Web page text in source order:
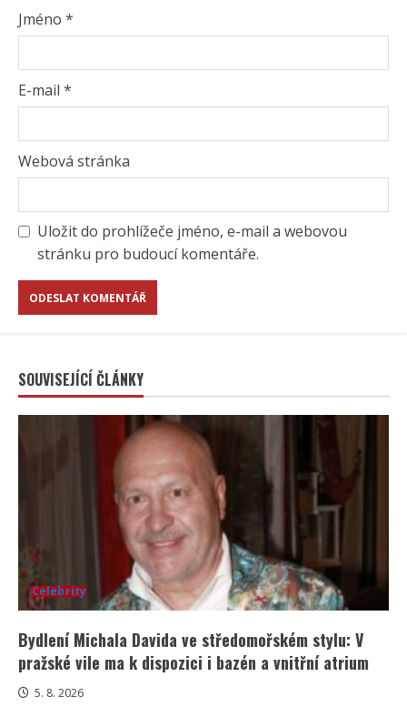
Jméno *
E-mail *
Webová stránka
Uložit do prohlížeče jméno, e-mail a webovou
stránku pro budoucí komentáře.
SOUVISEJÍCÍ ČLÁNKY
Celebrity
Bydlení Michala Davida ve středomořském stylu: V
pražské vile ma k dispozici i bazén a vnitřní atrium
5. 8. 2026